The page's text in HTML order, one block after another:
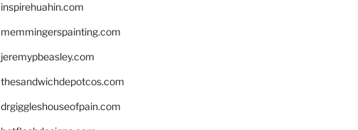
inspirehuahin.com
memmingerspainting.com
jeremypbeasley.com
thesandwichdepotcos.com
drgiggleshouseofpain.com